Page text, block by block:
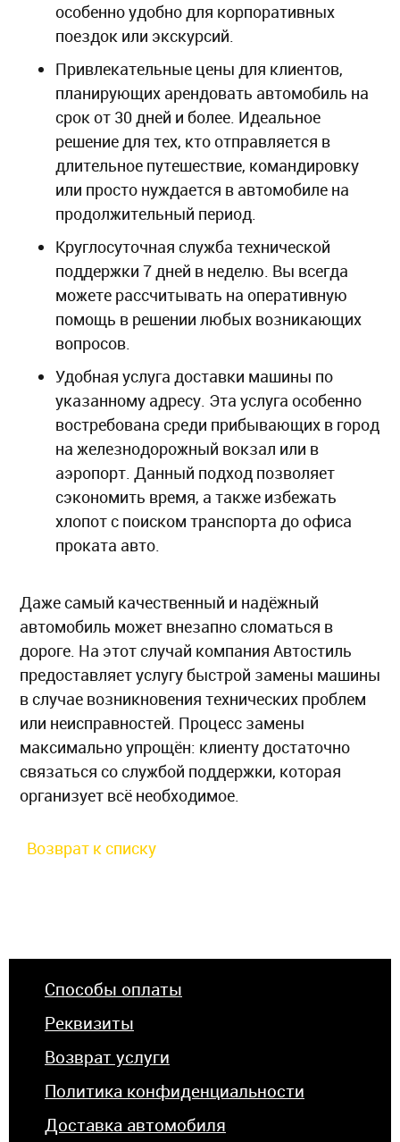
особенно удобно для корпоративных
поездок или экскурсий.
Привлекательные цены для клиентов,
планирующих арендовать автомобиль на
срок от 30 дней и более. Идеальное
решение для тех, кто отправляется в
длительное путешествие, командировку
или просто нуждается в автомобиле на
продолжительный период.
Круглосуточная служба технической
поддержки 7 дней в неделю. Вы всегда
можете рассчитывать на оперативную
помощь в решении любых возникающих
вопросов.
Удобная услуга доставки машины по
указанному адресу. Эта услуга особенно
востребована среди прибывающих в город
на железнодорожный вокзал или в
аэропорт. Данный подход позволяет
сэкономить время, а также избежать
хлопот с поиском транспорта до офиса
проката авто.
Даже самый качественный и надёжный
автомобиль может внезапно сломаться в
дороге. На этот случай компания Автостиль
предоставляет услугу быстрой замены машины
в случае возникновения технических проблем
или неисправностей. Процесс замены
максимально упрощён: клиенту достаточно
связаться со службой поддержки, которая
организует всё необходимое.
Возврат к списку
Способы оплаты
Реквизиты
Возврат услуги
Политика конфиденциальности
Доставка автомобиля